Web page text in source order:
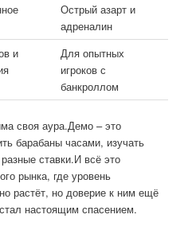
Острый азарт и
адреналин
и
Для опытных
игроков с
банкроллом
своя аура.Демо – это
барабаны часами, изучать
ставки.И всё это
рынка, где уровень
растёт, но доверие к ним ещё
настоящим спасением.